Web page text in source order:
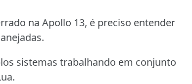
na Apollo 13, é preciso entender
sistemas trabalhando em conjunto